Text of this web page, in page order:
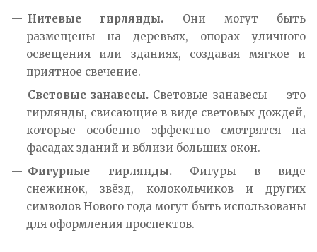
Нитевые гирлянды. Они могут быть
размещены на деревьях, опорах уличного
освещения или зданиях, создавая мягкое и
приятное свечение.
Световые занавесы. Световые занавесы — это
гирлянды, свисающие в виде световых дождей,
которые особенно эффектно смотрятся на
фасадах зданий и вблизи больших окон.
Фигурные гирлянды.Фигуры в виде
снежинок, звёзд, колокольчиков и других
символов Нового года могут быть использованы
для оформления проспектов.